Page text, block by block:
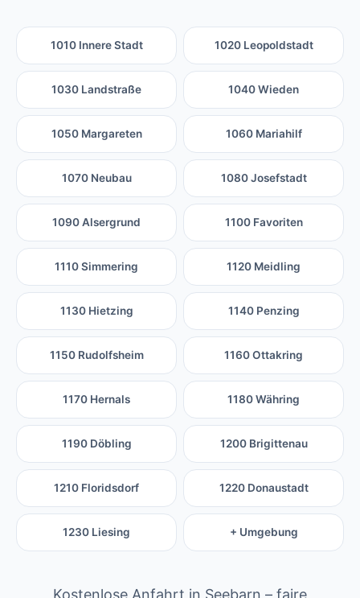
1010 Innere Stadt 1020 Leopoldstadt
1030 Landstraße 1040 Wieden
1050 Margareten 1060 Mariahilf
1070 Neubau 1080 Josefstadt
1090 Alsergrund 1100 Favoriten
1110 Simmering 1120 Meidling
1130 Hietzing 1140 Penzing
1150 Rudolfsheim 1160 Ottakring
1170 Hernals 1180 Währing
1190 Döbling 1200 Brigittenau
1210 Floridsdorf 1220 Donaustadt
1230 Liesing + Umgebung
Kostenlose Anfahrt in Seebarn – faire